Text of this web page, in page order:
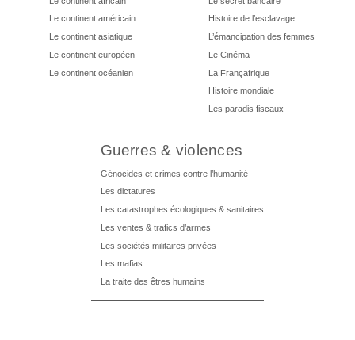
Le continent américain
Le continent asiatique
Le continent européen
Le continent océanien
Histoire de l’esclavage
L’émancipation des femmes
Le Cinéma
La Françafrique
Histoire mondiale
Les paradis fiscaux
Guerres & violences
Génocides et crimes contre l’humanité
Les dictatures
Les catastrophes écologiques & sanitaires
Les ventes & trafics d’armes
Les sociétés militaires privées
Les mafias
La traite des êtres humains